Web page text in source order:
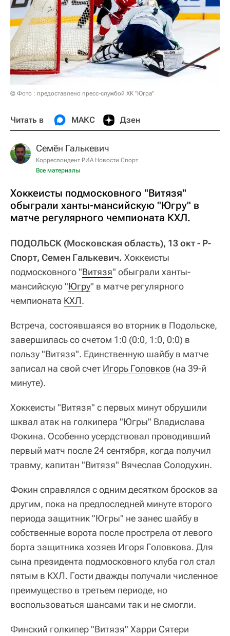
© Фото : предоставлено пресс-службой ХК "Югра"
Читать в МАКС Дзен
Семён Галькевич
Корреспондент РИА Новости Спорт
Все материалы
Хоккеисты подмосковного "Витязя"
обыграли ханты-мансийскую "Югру" в
матче регулярного чемпионата КХЛ.
ПОДОЛЬСК (Московская область), 13 окт - Р-
Спорт, Семен Галькевич. Хоккеисты
подмосковного "Витязя" обыграли ханты-
мансийскую "Югру" в матче регулярного
чемпионата КХЛ.
Встреча, состоявшаяся во вторник в Подольске,
завершилась со счетом 1:0 (0:0, 1:0, 0:0) в
пользу "Витязя". Единственную шайбу в матче
записал на свой счет Игорь Головков (на 39-й
минуте).
Хоккеисты "Витязя" с первых минут обрушили
шквал атак на голкипера "Югры" Владислава
Фокина. Особенно усердствовал проводивший
первый матч после 24 сентября, когда получил
травму, капитан "Витязя" Вячеслав Солодухин.
Фокин справлялся с одним десятком бросков за
другим, пока на предпоследней минуте второго
периода защитник "Югры" не занес шайбу в
собственные ворота после прострела от левого
борта защитника хозяев Игоря Головкова. Для
сына президента подмосковного клуба гол стал
пятым в КХЛ. Гости дважды получали численное
преимущество в третьем периоде, но
воспользоваться шансами так и не смогли.
Финский голкипер "Витязя" Харри Сятери